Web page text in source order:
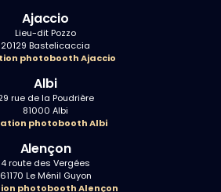
Ajaccio
Lieu-dit Pozzo
20129 Bastelicaccia
photobooth Ajaccio
Albi
rue de la Poudrière
81000 Albi
photobooth Albi
Alençon
4 route des Vergées
61170 Le Ménil Guyon
photobooth Alençon